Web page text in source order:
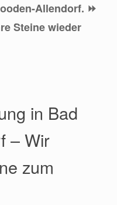
Allendorf. ⏩
Steine wieder
in Bad
– Wir
zum